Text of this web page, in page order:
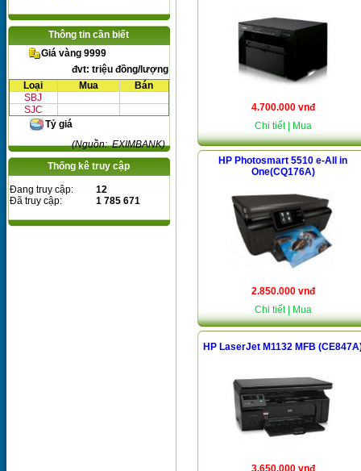
Thông tin cần biết
Giá vàng 9999
đvt: triệu đồng/lượng
Loại
Mua
Bán
SBJ
SJC
Tỷ giá
(Nguồn: EXIMBANK)
Thống kê truy cập
Đang truy cập:
12
Đã truy cập:
1 785 671
4.700.000 vnđ
Chi tiết
| Mua
HP Photosmart 5510 e-All in
One(CQ176A)
2.850.000 vnđ
Chi tiết
| Mua
HP LaserJet M1132 MFB
3.650.000 vnđ